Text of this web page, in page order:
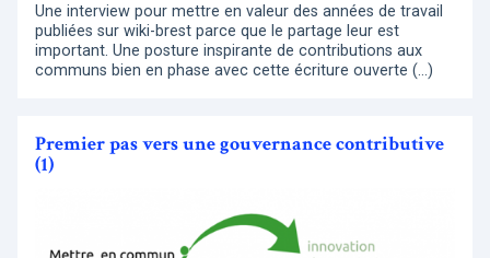
Une interview pour mettre en valeur des années de travail
publiées sur wiki-brest parce que le partage leur est
important. Une posture inspirante de contributions aux
communs bien en phase avec cette écriture ouverte (…)
Premier pas vers une gouvernance contributive
(1)